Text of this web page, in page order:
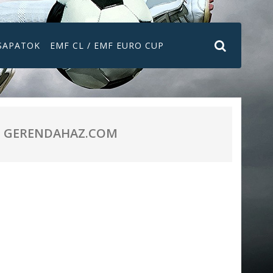
EMF CL / EMF EURO CUP
GERENDAHAZ.COM